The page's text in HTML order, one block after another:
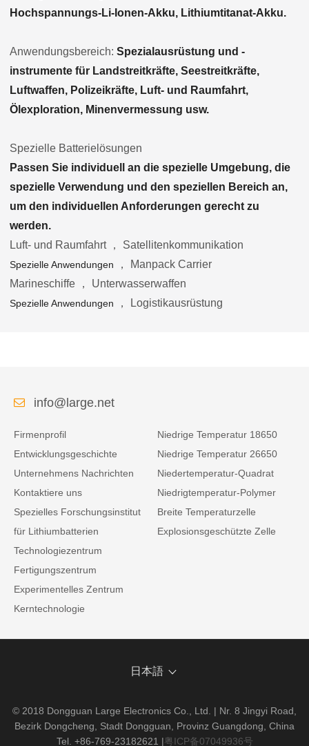
Hochspannungs-Li-Ionen-Akku, Lithiumtitanat-Akku.
Anwendungsbereich: Spezialausrüstung und -
instrumente für Landstreitkräfte, Seestreitkräfte,
Luftwaffen, Polizeikräfte, Luft- und Raumfahrt,
Ölexploration, Minenvermessung usw.
Spezielle Batterielösungen
Passen Sie individuell an die spezielle Umgebung, die
spezielle Verwendung und den speziellen Bereich an,
um den individuellen Anforderungen gerecht zu
werden.
Luft- und Raumfahrt ， Satellitenkommunikation
Spezielle Anwendungen ， Manpack Carrier
Marineschiffe ， Unterwasserwaffen
Spezielle Anwendungen ， Logistikausrüstung
info@large.net
Firmenprofil
Entwicklungsgeschichte
Unternehmens Nachrichten
Kontaktiere uns
Spezielles Forschungsinstitut
für Lithiumbatterien
Technologiezentrum
Fertigungszentrum
Experimentelles Zentrum
Kerntechnologie
Niedrige Temperatur 18650
Niedrige Temperatur 26650
Niedertemperatur-Quadrat
Niedrigtemperatur-Polymer
Breite Temperaturzelle
Explosionsgeschützte Zelle
日本語
© 2018 Dongguan Large Electronics Co., Ltd. | Nr. 8 Jingyi Road,
Bezirk Dongcheng, Stadt Dongguan, Provinz Guangdong, China
Tel. +86-769-23182621 |粤ICP备07049936号